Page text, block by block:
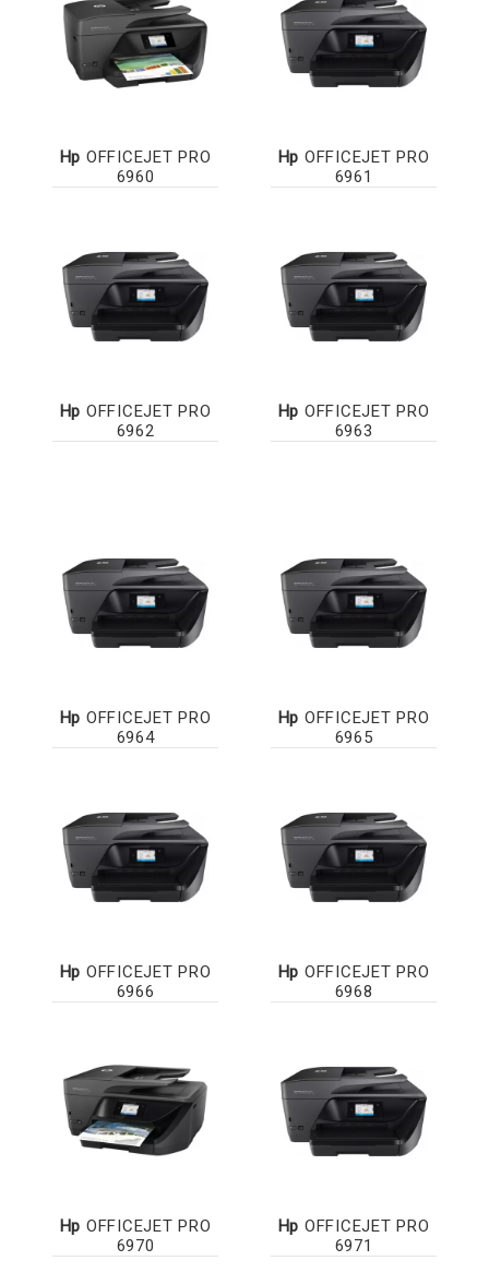
Hp OFFICEJET PRO
6960
Hp OFFICEJET PRO
6961
Hp OFFICEJET PRO
6962
Hp OFFICEJET PRO
6963
Hp OFFICEJET PRO
6964
Hp OFFICEJET PRO
6965
Hp OFFICEJET PRO
6966
Hp OFFICEJET PRO
6968
Hp OFFICEJET PRO
6970
Hp OFFICEJET PRO
6971